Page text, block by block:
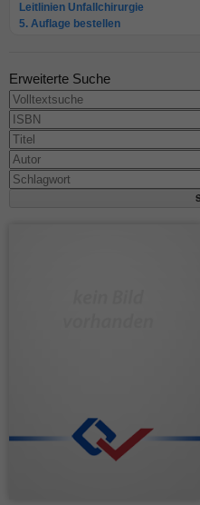
Leitlinien Unfallchirurgie
5. Auflage bestellen
Erweiterte Suche